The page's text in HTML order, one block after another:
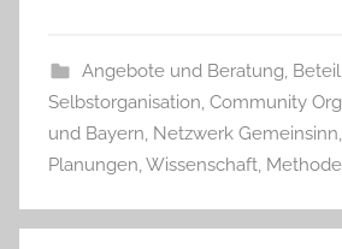
Angebote und Beratung,
Selbstorganisation, Community
und Bayern, Netzwerk Gemeinsinn,
Planungen,Wissenschaft,